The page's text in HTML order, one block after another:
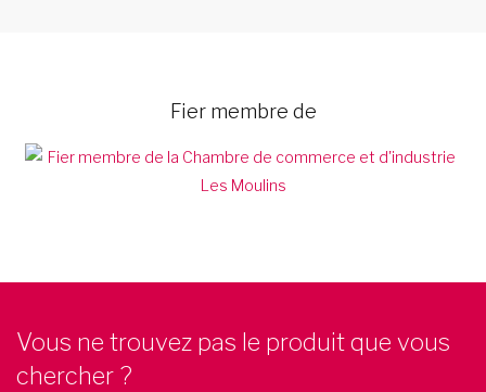
Fier membre de
Vous ne trouvez pas le produit que vous
chercher ?